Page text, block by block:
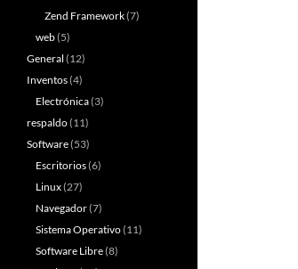
Zend Framework(7)
web(5)
General (12)
Inventos(4)
Electrónica(3)
respaldo(11)
Software(53)
Escritorios(6)
Linux(27)
Navegador(7)
Sistema Operativo(11)
Software Libre(8)